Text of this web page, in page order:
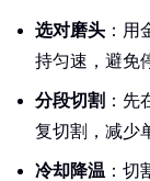
选对磨头 ：
持匀速，避免
分段切割 ：先
复切割，减少
冷却降温 ：